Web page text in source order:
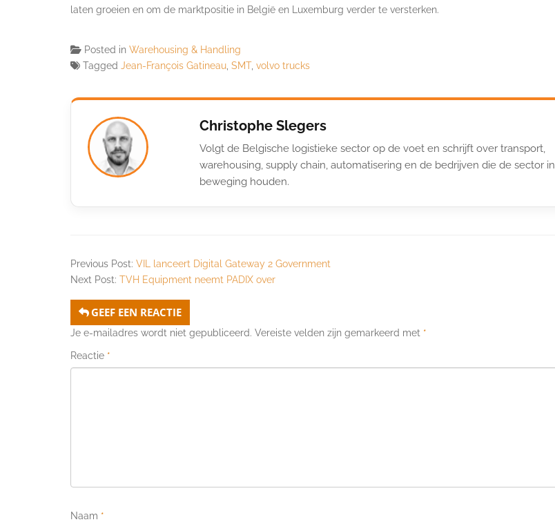
laten groeien en om de marktpositie in België en Luxemburg verder te versterken.
Posted in Warehousing & Handling
Tagged Jean-François Gatineau SMT, volvo trucks
Christophe Slegers
Volgt de Belgische logistieke sector op de voet en schrijft over transport,
warehousing, supply chain, automatisering en de bedrijven die de sector in
beweging houden.
Previous Post: VIL lanceert Digital Gateway 2 Government
Next Post: TVH Equipment neemt PADIX over
GEEF EEN REACTIE
Je e-mailadres wordt niet gepubliceerd. Vereiste velden zijn gemarkeerd met *
Reactie *
Naam *